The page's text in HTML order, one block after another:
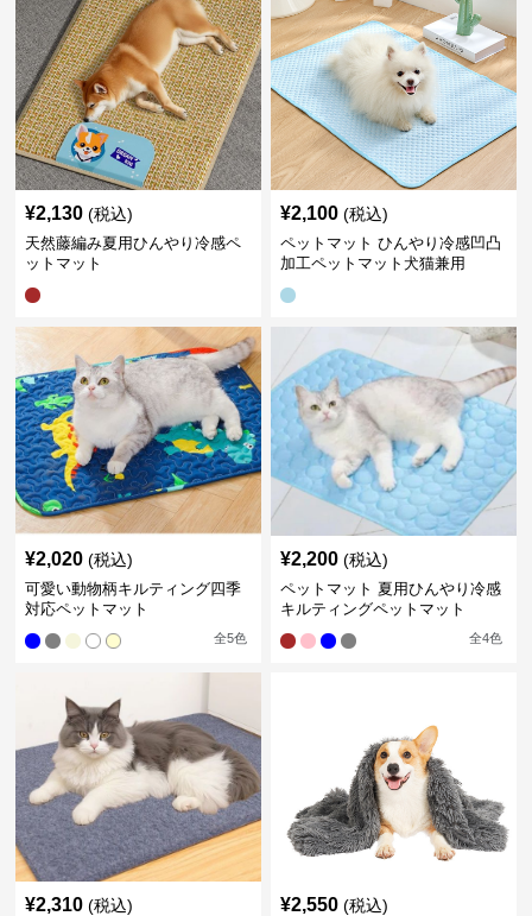
¥2,130 (税込)
天然藤編み夏用ひんやり冷感ペ
ットマット
¥2,100 (税込)
ペットマット ひんやり冷感凹凸
加工ペットマット犬猫兼用
¥2,020 (税込)
可愛い動物柄キルティング四季
対応ペットマット
全5色
¥2,200 (税込)
ペットマット 夏用ひんやり冷感
キルティングペットマット
全4色
¥2,310 (税込) ¥2,550 (税込)